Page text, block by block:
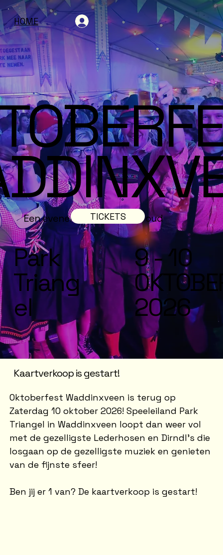
HOME
Een evenement voor jong & oud
Park
Triang
el
9 - 10
2026
TICKETS
Kaartverkoop is gestart!
Oktoberfest Waddinxveen is terug op
Zaterdag 10 oktober 2026! Speeleiland Park
Triangel in Waddinxveen loopt dan weer vol
met de gezelligste Lederhosen en Dirndl’s die
losgaan op de gezelligste muziek en genieten
van de fijnste sfeer!
Ben jij er 1 van? De kaartverkoop is gestart!